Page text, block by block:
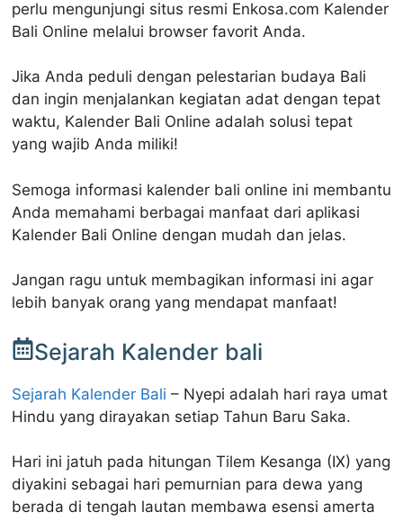
perlu mengunjungi situs resmi Enkosa.com Kalender
Bali Online melalui browser favorit Anda.
Jika Anda peduli dengan pelestarian budaya Bali
dan ingin menjalankan kegiatan adat dengan tepat
waktu, Kalender Bali Online adalah solusi tepat
yang wajib Anda miliki!
Semoga informasi kalender bali online ini membantu
Anda memahami berbagai manfaat dari aplikasi
Kalender Bali Online dengan mudah dan jelas.
Jangan ragu untuk membagikan informasi ini agar
lebih banyak orang yang mendapat manfaat!
Sejarah Kalender bali
Sejarah Kalender Bali – Nyepi adalah hari raya umat
Hindu yang dirayakan setiap Tahun Baru Saka.
Hari ini jatuh pada hitungan Tilem Kesanga (IX) yang
diyakini sebagai hari pemurnian para dewa yang
berada di tengah lautan membawa esensi amerta